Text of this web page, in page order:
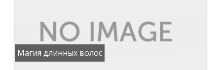
Магия длинных волос